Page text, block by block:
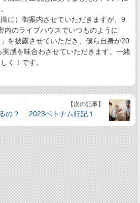
に）御案内させていただきますが、9
内のライブハウスでいつものように
」を披露させていただき、僕ら自身が20
感を味合わさせていただきます。一緒
く！です。
の？
【次の記事】
2023ベトナム行記１